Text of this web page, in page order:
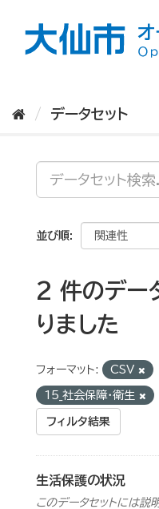
データセット
並び順
2 件のデー
りました
フォーマット: CSV
15_社会保障・衛生
フィルタ結果
生活保護の状況
このデータセットには説